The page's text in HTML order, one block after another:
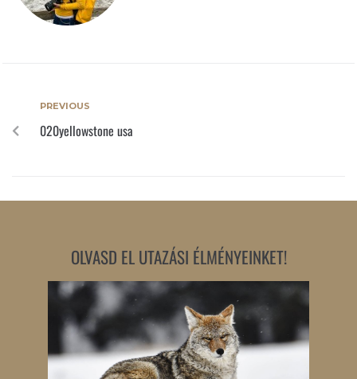
PREVIOUS
020yellowstone usa
OLVASD EL UTAZÁSI ÉLMÉNYEINKET!